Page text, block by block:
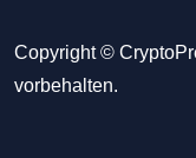
Copyright ©
vorbehalten.